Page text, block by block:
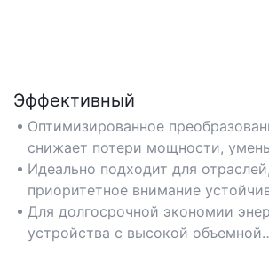
Эффективный
Оптимизированное
снижает потери мощности,
эксплуатационные расходы в
применения, как
системы перемещения
Идеально подходит для
приоритетное внимание
таких как экологически чистое
или автоматизированные
Для долгосрочной экономии
устройства с высокой объемной